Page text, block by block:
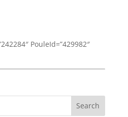
PouleId=”429982″